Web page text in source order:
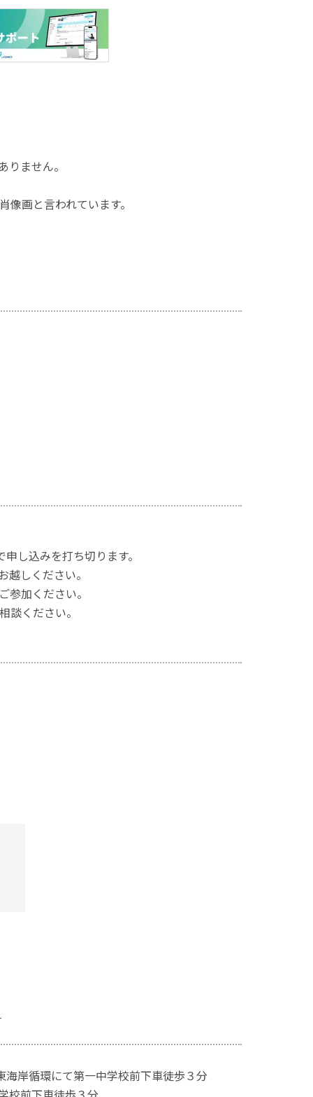
ません。
画と言われています。
し込みを打ち切ります。
しください。
加ください。
談ください。
岸循環にて第一中学校前下車徒歩３分